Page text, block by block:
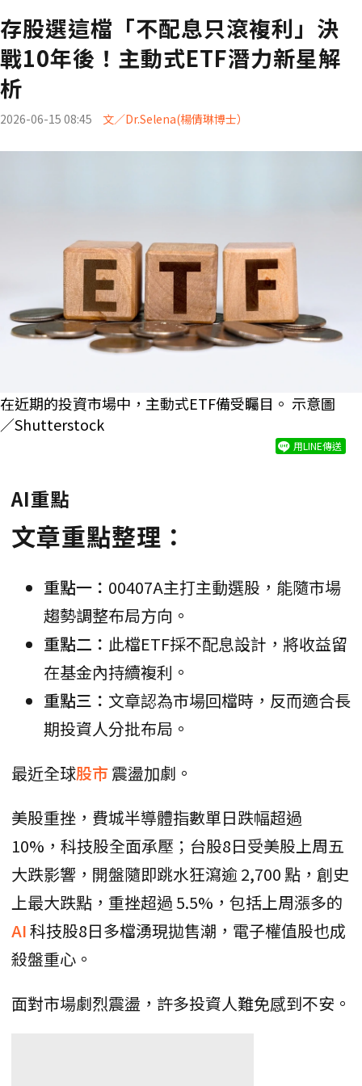
存股選這檔「不配息只滾複利」決
戰10年後！主動式ETF潛力新星解
析
2026-06-15 08:45 文／Dr.Selena(楊倩琳博士）
在近期的投資市場中，主動式ETF備受矚目。 示意圖
／Shutterstock
用LINE傳送
AI重點
文章重點整理：
重點一： 00407A主打主動選股，能隨市場
趨勢調整布局方向。
重點二： 此檔ETF採不配息設計，將收益留
在基金內持續複利。
重點三： 文章認為市場回檔時，反而適合長
期投資人分批布局。
最近全球股市震盪加劇。
美股重挫，費城半導體指數單日跌幅超過
10%，科技股全面承壓；台股8日受美股上周五
大跌影響，開盤隨即跳水狂瀉逾 2,700 點，創史
上最大跌點，重挫超過 5.5%，包括上周漲多的
AI科技股8日多檔湧現拋售潮，電子權值股也成
殺盤重心。
面對市場劇烈震盪，許多投資人難免感到不安。